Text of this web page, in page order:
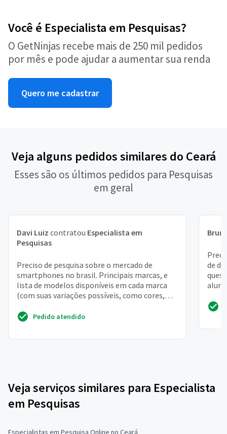
Você é Especialista em Pesquisas?
O GetNinjas recebe mais de 250 mil pedidos
por mês e pode ajudar a aumentar sua renda
Quero me cadastrar
Veja alguns pedidos similares do Ceará
Esses são os últimos pedidos para Pesquisas
em geral
Davi Luiz contratou Especialista em
Pesquisas
Preciso de pesquisa sobre o mercado de
smartphones no brasil. Principais marcas, e
lista de modelos disponíveis em cada marca
(com suas variações possíveis, como cores,
Pedido atendido
de
área
Veja serviços similares para Especialista
em Pesquisas
Especialistas em Pesquisa Online no Ceará